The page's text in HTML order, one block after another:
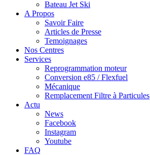
Bateau Jet Ski
A Propos
Savoir Faire
Articles de Presse
Temoignages
Nos Centres
Services
Reprogrammation moteur
Conversion e85 / Flexfuel
Mécanique
Remplacement Filtre à Particules
Actu
News
Facebook
Instagram
Youtube
FAQ